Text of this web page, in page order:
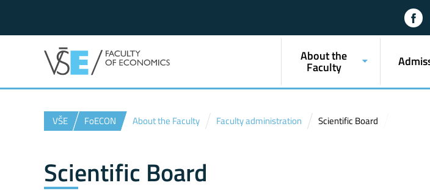
About the
Faculty
VŠE FoECON About the Faculty Faculty administration Scientific Board
Scientific Board